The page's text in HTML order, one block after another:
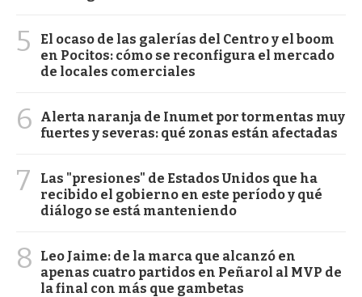
5
El ocaso de las galerías del Centro y el boom
en Pocitos: cómo se reconfigura el mercado
de locales comerciales
6
Alerta naranja de Inumet por tormentas muy
fuertes y severas: qué zonas están afectadas
7
Las "presiones" de Estados Unidos que ha
recibido el gobierno en este período y qué
diálogo se está manteniendo
8
Leo Jaime: de la marca que alcanzó en
apenas cuatro partidos en Peñarol al MVP de
la final con más que gambetas